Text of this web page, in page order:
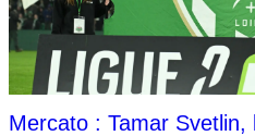
Mercato : Tamar Svetlin,